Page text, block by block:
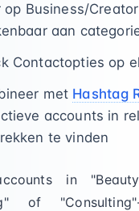
op Business/Creator
aan
Contactopties op
met Hashtag
accounts in
te vinden
in
of "Consulting"-